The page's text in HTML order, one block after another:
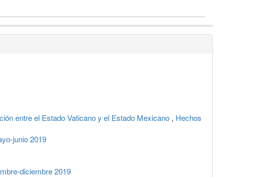
entre el Estado Vaticano y el Estado Mexicano , Hechos
junio 2019
diciembre 2019